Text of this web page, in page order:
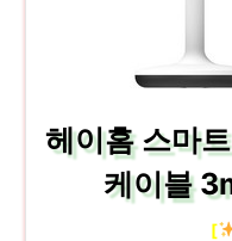
헤이홈 스마
케이블
[